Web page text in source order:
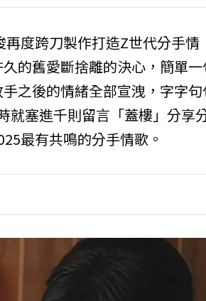
度跨刀製作打造Z世代分手情
的舊愛斷捨離的決心，簡單
之後的情緒全部宣洩，字字
就塞進千則留言「蓋樓」分享
最有共鳴的分手情歌。